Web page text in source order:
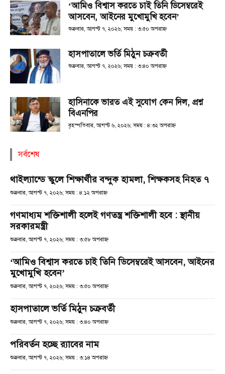
‘আমিও বিশ্বাস করতে চাই তিনি ডিসেম্বরেই
আসবেন, আইনের মুখোমুখি হবেন’
শুক্রবার, আগস্ট ৭, ২০২৬; সময় : ৩:৫০ অপরাহ্ণ
হাসপাতালে ভর্তি মিঠুন চক্রবর্তী
শুক্রবার, আগস্ট ৭, ২০২৬; সময় : ৩:৪০ অপরাহ্ণ
হাসিনাকে ভারত এই সুযোগ কেন দিল, প্রশ্ন
বিএনপির
বৃহস্পতিবার, আগস্ট ৬, ২০২৬; সময় : ৪:৩২ অপরাহ্ণ
সর্বশেষ
থাইল্যান্ডে স্কুলে শিক্ষার্থীর বন্দুক হামলা, শিক্ষকসহ নিহত ৭
শুক্রবার, আগস্ট ৭, ২০২৬; সময় : ৪:১২ অপরাহ্ণ
গণমাধ্যম শক্তিশালী হলেই গণতন্ত্র শক্তিশালী হবে : স্থানীয়
সরকারমন্ত্রী
শুক্রবার, আগস্ট ৭, ২০২৬; সময় : ৩:৫৮ অপরাহ্ণ
‘আমিও বিশ্বাস করতে চাই তিনি ডিসেম্বরেই আসবেন, আইনের
মুখোমুখি হবেন’
শুক্রবার, আগস্ট ৭, ২০২৬; সময় : ৩:৫০ অপরাহ্ণ
হাসপাতালে ভর্তি মিঠুন চক্রবর্তী
শুক্রবার, আগস্ট ৭, ২০২৬; সময় : ৩:৪০ অপরাহ্ণ
পরিবর্তন হচ্ছে র‌্যাবের নাম
শুক্রবার, আগস্ট ৭, ২০২৬; সময় : ৩:১৪ অপরাহ্ণ